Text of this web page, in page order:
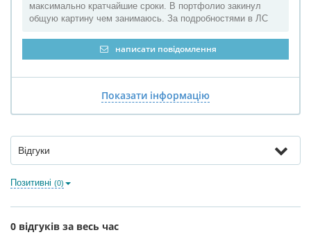
максимально кратчайшие сроки. В портфолио закинул
общую картину чем занимаюсь. За подробностями в ЛС
написати повідомлення
Показати інформацію
Відгуки
Позитивні (0)
0 відгуків за весь час